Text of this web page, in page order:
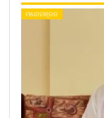
ମନୋରଞ୍ଜନ